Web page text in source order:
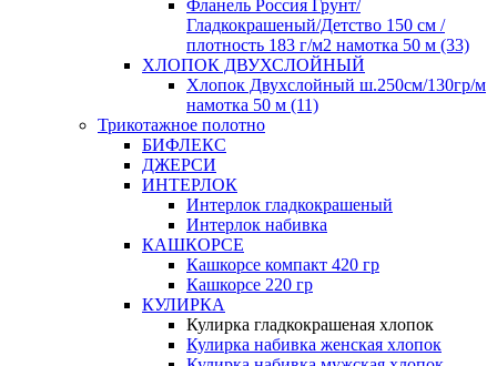
Фланель Россия Грунт/
Гладкокрашеный/Детство 150 см /
плотность 183 г/м2 намотка 50 м (33)
ХЛОПОК ДВУХСЛОЙНЫЙ
Хлопок Двухслойный ш.250см/130гр/м
намотка 50 м (11)
Трикотажное полотно
БИФЛЕКС
ДЖЕРСИ
ИНТЕРЛОК
Интерлок гладкокрашеный
Интерлок набивка
КАШКОРСЕ
Кашкорсе компакт 420 гр
Кашкорсе 220 гр
КУЛИРКА
Кулирка гладкокрашеная хлопок
Кулирка набивка женская хлопок